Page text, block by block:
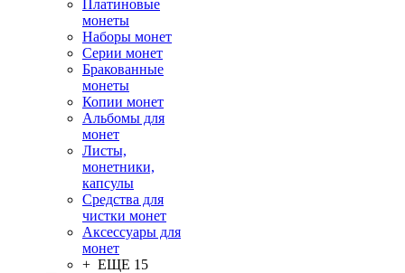
Платиновые
монеты
Наборы монет
Серии монет
Бракованные
монеты
Копии монет
Альбомы для
монет
Листы,
монетники,
капсулы
Средства для
чистки монет
Аксессуары для
монет
+ ЕЩЕ 15